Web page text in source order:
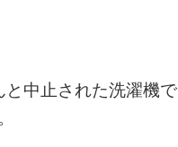
中止された洗濯機で